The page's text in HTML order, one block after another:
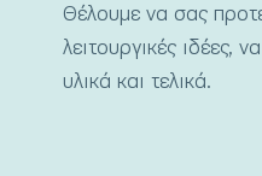
Θέλουμε να σας
λειτουργικές ιδέες,
υλικά και τελικά.